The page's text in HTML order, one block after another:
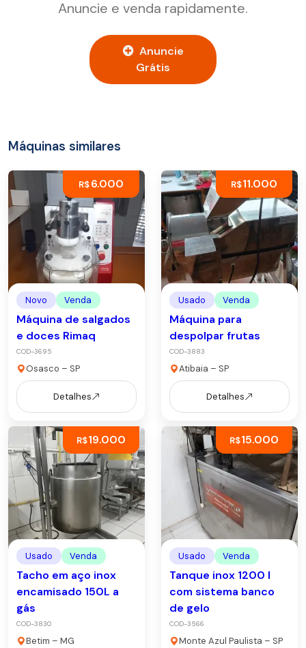
Anuncie e venda rapidamente.
Anuncie
Grátis
Máquinas similares
R$6.000
Novo Venda
Máquina de salgados
e doces Rimaq
COD-3695
Osasco – SP
Detalhes
R$11.000
Usado Venda
Máquina para
despolpar frutas
COD-3883
Atibaia – SP
Detalhes
R$19.000
Usado Venda
Tacho em aço inox
encamisado 150L a
gás
COD-3830
Betim – MG
R$15.000
Usado Venda
Tanque inox 1200 l
com sistema banco
de gelo
COD-3566
Monte Azul Paulista – SP